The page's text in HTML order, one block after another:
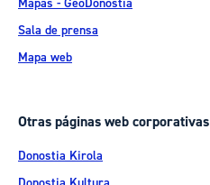
Sala de prensa
Mapa web
Otras páginas web corporativas
Donostia Kirola